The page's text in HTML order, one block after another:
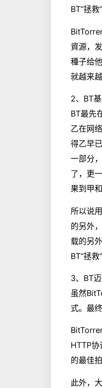
BT“拯
資源，
種子给
就越来越
2、BT
BT最先
乙在网
得乙早
一部分
了，更
果到甲
所以说
的另外
载的另
BT“拯
3、BT
虽然
式。最
HTTP
的最佳拍
此外，